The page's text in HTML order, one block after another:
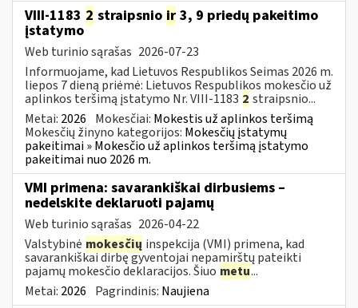
VIII-1183 2 straipsnio ir 3, 9 priedų pakeitimo
įstatymo
Web turinio sąrašas 2026-07-23
Informuojame, kad Lietuvos Respublikos Seimas 2026 m.
liepos 7 dieną priėmė: Lietuvos Respublikos mokesčio už
aplinkos teršimą įstatymo Nr. VIII-1183 2 straipsnio...
Metai: 2026 Mokesčiai: Mokestis už aplinkos teršimą
Mokesčių žinyno kategorijos: Mokesčių įstatymų
pakeitimai » Mokesčio už aplinkos teršimą įstatymo
pakeitimai nuo 2026 m.
VMI primena: savarankiškai dirbusiems –
nedelskite deklaruoti pajamų
Web turinio sąrašas 2026-04-22
Valstybinė mokesčių inspekcija (VMI) primena, kad
savarankiškai dirbę gyventojai nepamirštų pateikti
pajamų mokesčio deklaracijos. Šiuo metu...
Metai: 2026 Pagrindinis: Naujiena